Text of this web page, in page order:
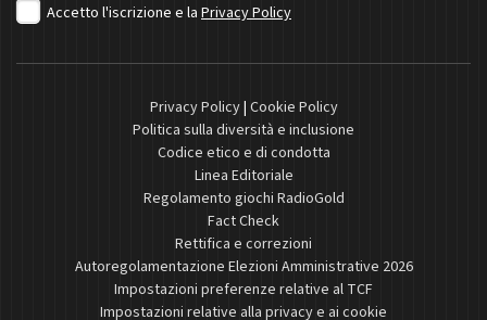
Accetto l'iscrizione e la Privacy Policy
Privacy Policy| Cookie Policy
Politica sulla diversità e inclusione
Codice etico e di condotta
Linea Editoriale
Regolamento giochi RadioGold
Fact Check
Rettifica e correzioni
Autoregolamentazione Elezioni Amministrative 2026
Impostazioni preferenze relative al TCF
Impostazioni relative alla privacy e ai cookie